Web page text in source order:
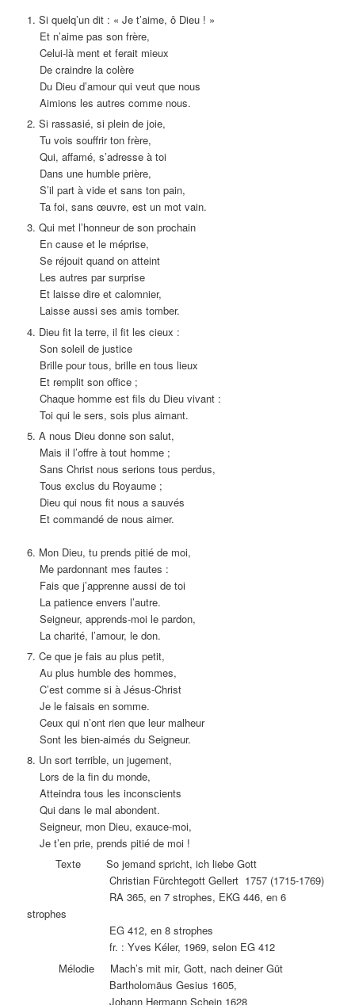
1. Si quelq’un dit : « Je t’aime, ô Dieu ! »
Et n’aime pas son frère,
Celui-là ment et ferait mieux
De craindre la colère
Du Dieu d’amour qui veut que nous
Aimions les autres comme nous.
2. Si rassasié, si plein de joie,
Tu vois souffrir ton frère,
Qui, affamé, s’adresse à toi
Dans une humble prière,
S’il part à vide et sans ton pain,
Ta foi, sans œuvre, est un mot vain.
3. Qui met l’honneur de son prochain
En cause et le méprise,
Se réjouit quand on atteint
Les autres par surprise
Et laisse dire et calomnier,
Laisse aussi ses amis tomber.
4. Dieu fit la terre, il fit les cieux :
Son soleil de justice
Brille pour tous, brille en tous lieux
Et remplit son office ;
Chaque homme est fils du Dieu vivant :
Toi qui le sers, sois plus aimant.
5. A nous Dieu donne son salut,
Mais il l’offre à tout homme ;
Sans Christ nous serions tous perdus,
Tous exclus du Royaume ;
Dieu qui nous fit nous a sauvés
Et commandé de nous aimer.
6. Mon Dieu, tu prends pitié de moi,
Me pardonnant mes fautes :
Fais que j’apprenne aussi de toi
La patience envers l’autre.
Seigneur, apprends-moi le pardon,
La charité, l’amour, le don.
7. Ce que je fais au plus petit,
Au plus humble des hommes,
C’est comme si à Jésus-Christ
Je le faisais en somme.
Ceux qui n’ont rien que leur malheur
Sont les bien-aimés du Seigneur.
8. Un sort terrible, un jugement,
Lors de la fin du monde,
Atteindra tous les inconscients
Qui dans le mal abondent.
Seigneur, mon Dieu, exauce-moi,
Je t’en prie, prends pitié de moi !
Texte So jemand spricht, ich liebe Gott
Christian Fürchtegott Gellert 1757 (1715-1769)
RA 365, en 7 strophes, EKG 446, en 6
strophes
EG 412, en 8 strophes
fr. : Yves Kéler, 1969, selon EG 412
Mélodie Mach’s mit mir, Gott, nach deiner Güt
Bartholomäus Gesius 1605,
Johann Hermann Schein 1628